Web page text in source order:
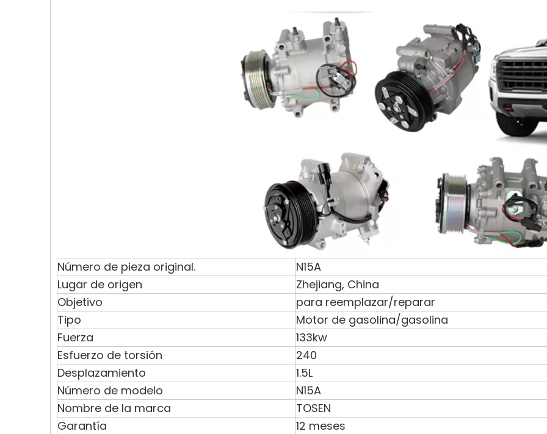
Número de pieza original.
N15A
Lugar de origen
Zhejiang, China
Objetivo
para reemplazar/reparar
Tipo
Motor de gasolina/gasolina
Fuerza
133kw
Esfuerzo de torsión
240
Desplazamiento
1.5L
Número de modelo
N15A
Nombre de la marca
TOSEN
Garantía
12 meses